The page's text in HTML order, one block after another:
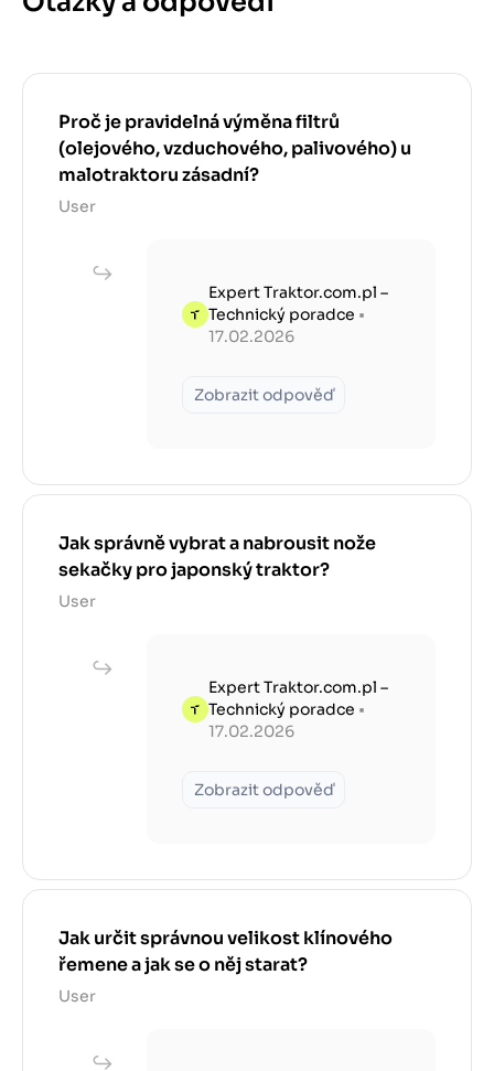
Proč je pravidelná výměna filtrů
(olejového, vzduchového, palivového) u
malotraktoru zásadní?
User
Expert Traktor.com.pl –
Technický poradce •
17.02.2026
Zobrazit odpověď
Jak správně vybrat a nabrousit nože
sekačky pro japonský traktor?
User
Expert Traktor.com.pl –
Technický poradce •
17.02.2026
Zobrazit odpověď
Jak určit správnou velikost klínového
řemene a jak se o něj starat?
User